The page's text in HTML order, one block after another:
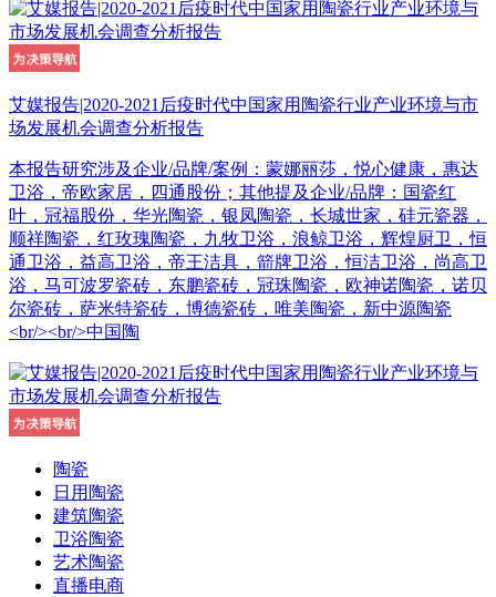
艾媒报告|2020-2021后疫时代中国家用陶瓷行业产业环境与市
场发展机会调查分析报告
本报告研究涉及企业/品牌/案例：蒙娜丽莎，悦心健康，惠达
卫浴，帝欧家居，四通股份；其他提及企业/品牌：国瓷红
叶，冠福股份，华光陶瓷，银凤陶瓷，长城世家，硅元瓷器，
顺祥陶瓷，红玫瑰陶瓷，九牧卫浴，浪鲸卫浴，辉煌厨卫，恒
通卫浴，益高卫浴，帝王洁具，箭牌卫浴，恒洁卫浴，尚高卫
浴，马可波罗瓷砖，东鹏瓷砖，冠珠陶瓷，欧神诺陶瓷，诺贝
尔瓷砖，萨米特瓷砖，博德瓷砖，唯美陶瓷，新中源陶瓷
<br/><br/>中国陶
陶瓷
日用陶瓷
建筑陶瓷
卫浴陶瓷
艺术陶瓷
直播电商